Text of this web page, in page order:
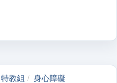
特教組
身心障礙